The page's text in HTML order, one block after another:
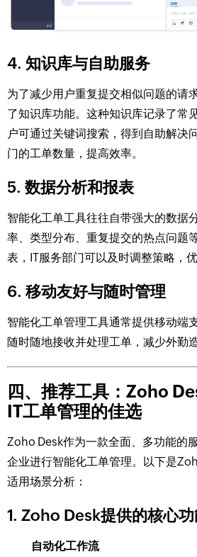
4. 知识库与自助服务
为了减少用户重复提交相似问题的请
了知识库功能。这种知识库记录了常
户可通过关键词搜索，得到自助解决
门的工单数量，提高效率。
5. 数据分析和报表
智能化工单工具往往自带强大的数据
率、类型分布、重复提交的热点问题
表，IT服务部门可以及时调整策略，优
6. 移动友好与随时管理
智能化工单管理工具通常提供移动端
随时随地接收并处理工单，减少外勤
四、推荐工具：Zoho
IT工单管理的佳选
Zoho Desk作为一款全面、多功能的
企业进行智能化工单管理。以下是
适用场景分析：
1. Zoho Desk提供的核心
自动化工作流